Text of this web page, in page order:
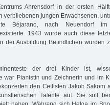
Ahrensdorf in der ersten
verbliebenen jungen Erwachsenen,
Béjarano, nach Neuendorf
1943 wurde auch diese
der Ausbildung Befindlichen wurden
der drei Kinder ist,
war Pianistin und Zeichnerin und im
den Cellisten Jakob Sakom
Talente auf. Sie soll